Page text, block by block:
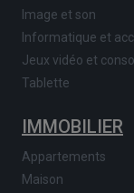
Image et son
Informatique et
Jeux vidéo et
Tablette
IMMOBILIER
Appartements
Maison